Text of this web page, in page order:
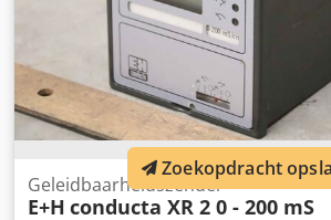
Geleidbaarheidszender
E+H conducta XR 2 0 - 200 mS
Zoekopdracht